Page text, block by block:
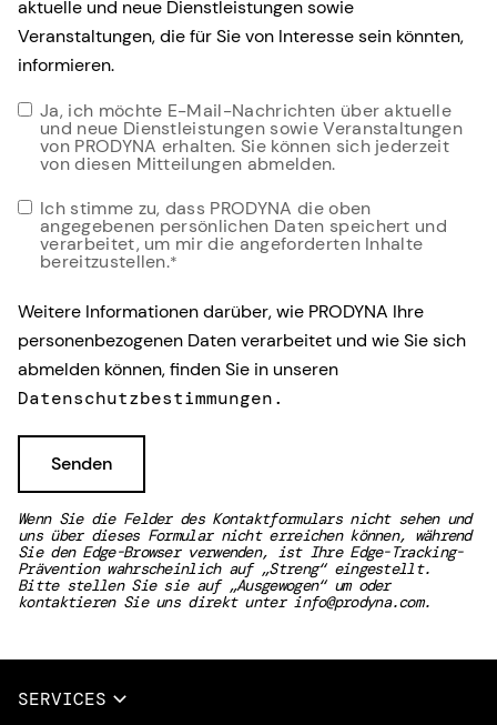
aktuelle und neue Dienstleistungen sowie
Veranstaltungen, die für Sie von Interesse sein könnten,
informieren.
Ja, ich möchte E-Mail-Nachrichten über aktuelle
und neue Dienstleistungen sowie Veranstaltungen
von PRODYNA erhalten. Sie können sich jederzeit
von diesen Mitteilungen abmelden.
Ich stimme zu, dass PRODYNA die oben
angegebenen persönlichen Daten speichert und
verarbeitet, um mir die angeforderten Inhalte
bereitzustellen.*
Weitere Informationen darüber, wie PRODYNA Ihre
personenbezogenen Daten verarbeitet und wie Sie sich
abmelden können, finden Sie in unseren
Datenschutzbestimmungen.
Wenn Sie die Felder des Kontaktformulars nicht sehen und
uns über dieses Formular nicht erreichen können, während
Sie den Edge-Browser verwenden, ist Ihre Edge-Tracking-
Prävention wahrscheinlich auf „Streng“ eingestellt.
Bitte stellen Sie sie auf „Ausgewogen“ um oder
kontaktieren Sie uns direkt unter info@prodyna.com.
SERVICES